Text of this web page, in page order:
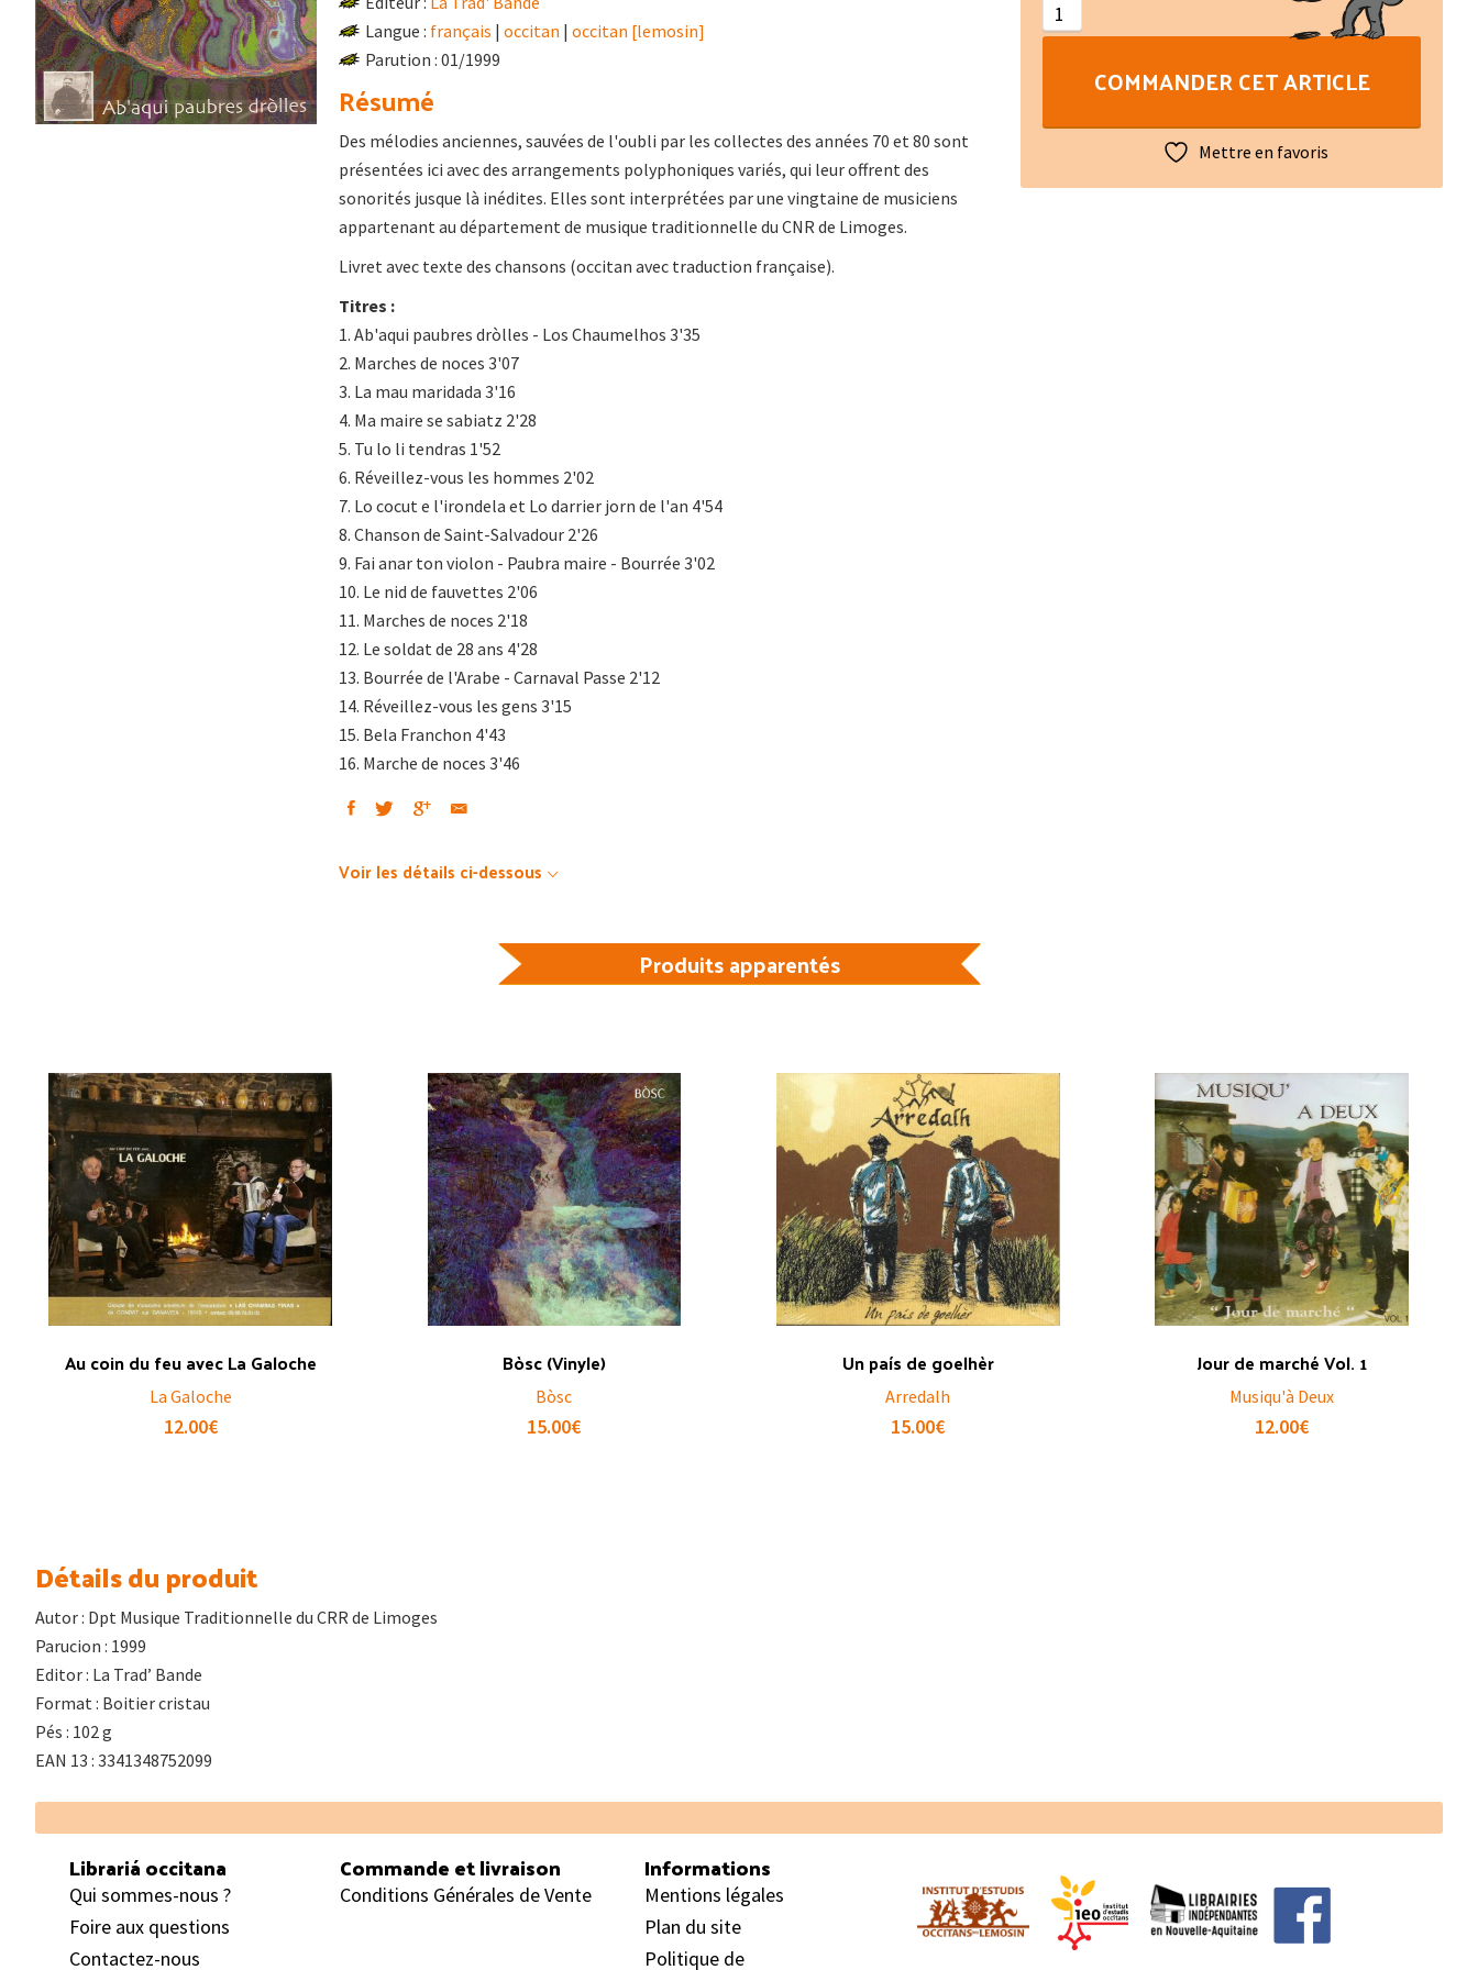
Langue : français | occitan | occitan [lemosin]
Parution : 01/1999
Résumé
Des mélodies anciennes, sauvées de l'oubli par les collectes des années 70 et 80 sont
présentées ici avec des arrangements polyphoniques variés, qui leur offrent des
sonorités jusque là inédites. Elles sont interprétées par une vingtaine de musiciens
appartenant au département de musique traditionnelle du CNR de Limoges.
Livret avec texte des chansons (occitan avec traduction française).
Titres :
1. Ab'aqui paubres dròlles - Los Chaumelhos 3'35
2. Marches de noces 3'07
3. La mau maridada 3'16
4. Ma maire se sabiatz 2'28
5. Tu lo li tendras 1'52
6. Réveillez-vous les hommes 2'02
7. Lo cocut e l'irondela et Lo darrier jorn de l'an 4'54
8. Chanson de Saint-Salvadour 2'26
9. Fai anar ton violon - Paubra maire - Bourrée 3'02
10. Le nid de fauvettes 2'06
11. Marches de noces 2'18
12. Le soldat de 28 ans 4'28
13. Bourrée de l'Arabe - Carnaval Passe 2'12
14. Réveillez-vous les gens 3'15
15. Bela Franchon 4'43
16. Marche de noces 3'46
Voir les détails ci-dessous
limousins
Ab'aquiCOMMANDER CET ARTICLE
Mettre en favoris
Produits apparentés
Au coin du feu avec La Galoche
La Galoche
12.00€
Bòsc (Vinyle)
Bòsc
15.00€
Un país de goelhèr
Arredalh
15.00€
Jour de marché Vol. 1
Musiqu'à Deux
12.00€
Détails du produit
Autor : Dpt Musique Traditionnelle du CRR de Limoges
Parucion : 1999
Editor : La Trad’ Bande
Format : Boitier cristau
Pés : 102 g
EAN 13 : 3341348752099
Footer
Librariá occitana
Qui sommes-nous ?
Foire aux questions
Contactez-nous
Commande et livraison
Conditions Générales de Vente
Informations
Mentions légales
Plan du site
Politique de